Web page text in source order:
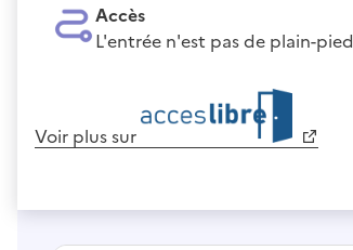
Accès
L'entrée n'est pas de plain-pied
Voir plus sur